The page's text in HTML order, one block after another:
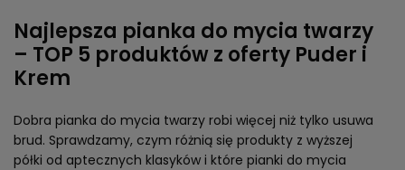
Najlepsza pianka do mycia twarzy
– TOP 5 produktów z oferty Puder i
Krem
Dobra pianka do mycia twarzy robi więcej niż tylko usuwa
brud. Sprawdzamy, czym różnią się produkty z wyższej
półki od aptecznych klasyków i które pianki do mycia